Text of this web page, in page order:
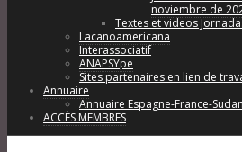
noviembre de
Textes et videos
Lacanoamericana
Interassociatif
ANAPSYpe
Sites partenaires en lien de
Annuaire
Annuaire Espagne-France-
ACCÈS MEMBRES